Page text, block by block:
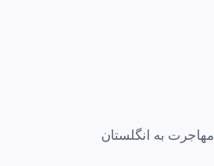
مهاجرت به انگلستان